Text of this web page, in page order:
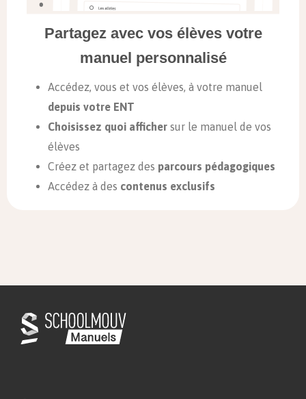
Partagez avec vos élèves votre
manuel personnalisé
Accédez, vous et vos élèves, à votre manuel
depuis votre ENT
Choisissez quoi afficher sur le manuel de vos
élèves
Créez et partagez des parcours pédagogiques
Accédez à des contenus exclusifs